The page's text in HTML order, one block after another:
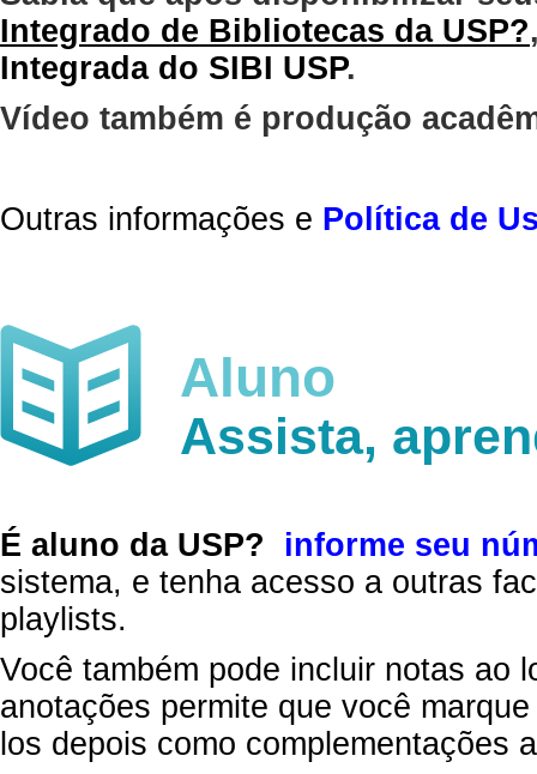
Integrado de Bibliotecas da USP?
Integrada do SIBI USP.
Vídeo também é produção
Outras informações e Política de
Aluno
Assista,
É aluno da USP?
informe seu
sistema, e tenha acesso a outras
playlists.
Você também pode incluir notas ao
anotações permite que você
los depois como complementações